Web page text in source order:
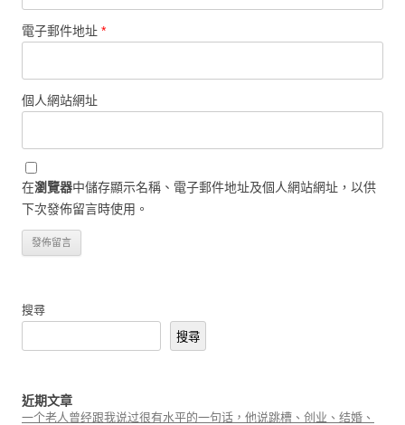
電子郵件地址 *
個人網站網址
在瀏覽器中儲存顯示名稱、電子郵件地址及個人網站網址，以供
下次發佈留言時使用。
搜尋
搜尋
近期文章
一个老人曾经跟我说过很有水平的一句话，他说跳槽、创业、结婚、